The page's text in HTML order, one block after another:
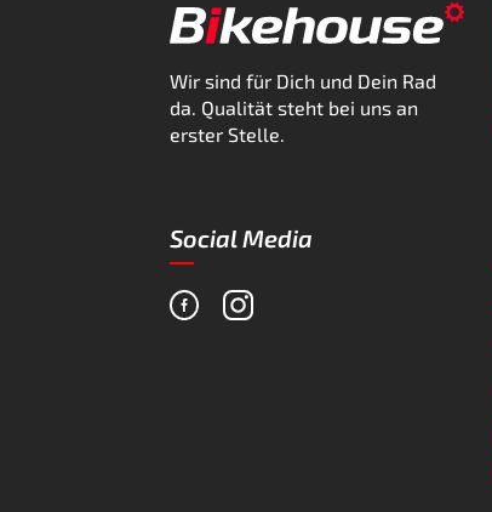
Wir sind für Dich und Dein Rad
da. Qualität steht bei uns an
erster Stelle.
Social Media